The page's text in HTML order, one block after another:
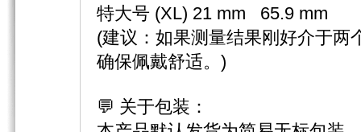
特大号 (XL) 21 mm 65.9 mm
(建议：如果测量结果刚好介于两
确保佩戴舒适。)
💬 关于包装：